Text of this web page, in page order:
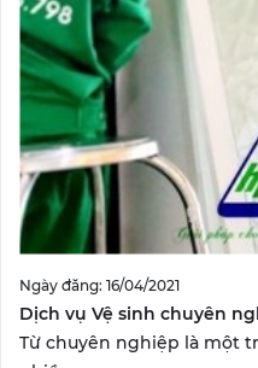
Ngày đăng: 16/04/2021
Dịch vụ Vệ sinh chuyên
Từ chuyên nghiệp là một